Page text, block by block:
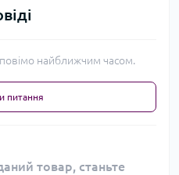
найближчим часом.
питання
товар, станьте